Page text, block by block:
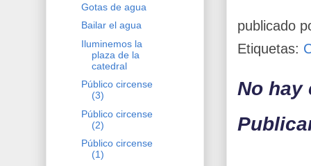
publicado
Etiquetas:
No hay
Gotas de agua
Bailar el agua
Iluminemos la
plaza de la
catedral
Público circense
(3)
Público circense
(2)
Público circense
(1)